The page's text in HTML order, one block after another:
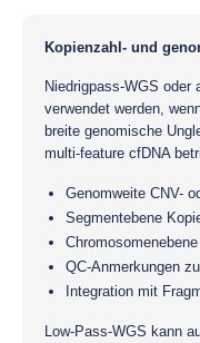
Kopienzahl- und
Niedrigpass-WGS oder
verwendet werden,
breite genomische
multi-feature cfDNA
Genomweite CNV-
Segmentebene
QC-Anmerkungen
Integration mit
Low-Pass-WGS kann